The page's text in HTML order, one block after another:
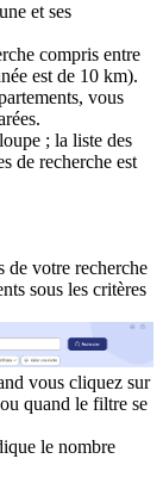
et ses
compris entre
est de 10 km).
vous
; la liste des
de recherche est
de votre recherche
sous les critères
vous cliquez sur
quand le filtre se
le nombre